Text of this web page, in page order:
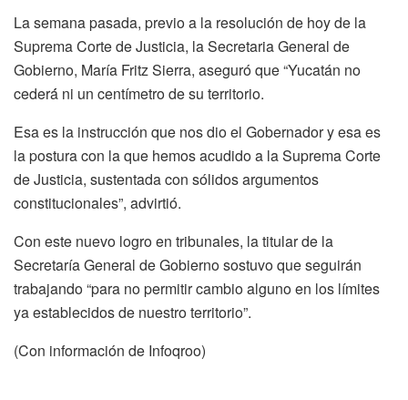
La semana pasada, previo a la resolución de hoy de la
Suprema Corte de Justicia, la Secretaria General de
Gobierno, María Fritz Sierra, aseguró que “Yucatán no
cederá́ ni un centímetro de su territorio.
Esa es la instrucción que nos dio el Gobernador y esa es
la postura con la que hemos acudido a la Suprema Corte
de Justicia, sustentada con sólidos argumentos
constitucionales”, advirtió.
Con este nuevo logro en tribunales, la titular de la
Secretaría General de Gobierno sostuvo que seguirán
trabajando “para no permitir cambio alguno en los límites
ya establecidos de nuestro territorio”.
(Con información de Infoqroo)